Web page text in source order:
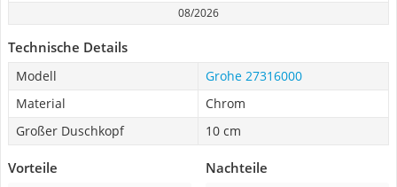
08/2026
Technische Details
Modell
Grohe 27316000
Material
Chrom
Großer Duschkopf
10 cm
Vorteile Nachteile